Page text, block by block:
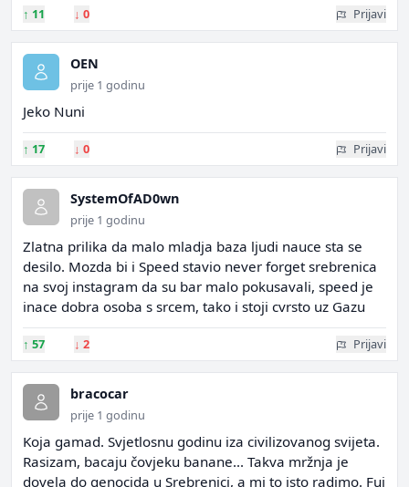
↑ 11 ↓ 0 Prijavi
OEN
prije 1 godinu
Jeko Nuni
↑ 17 ↓ 0 Prijavi
SystemOfAD0wn
prije 1 godinu
Zlatna prilika da malo mladja baza ljudi nauce sta se
desilo. Mozda bi i Speed stavio never forget srebrenica
na svoj instagram da su bar malo pokusavali, speed je
inace dobra osoba s srcem, tako i stoji cvrsto uz Gazu
↑ 57 ↓ 2 Prijavi
bracocar
prije 1 godinu
Koja gamad. Svjetlosnu godinu iza civilizovanog svijeta.
Rasizam, bacaju čovjeku banane... Takva mržnja je
dovela do genocida u Srebrenici, a mi to isto radimo. Fuj